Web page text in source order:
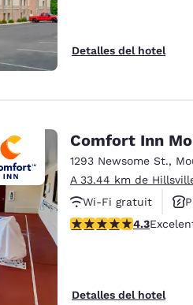
Detalles del hotel
Comfort Inn
1293 Newsome St.,
A 33.44 km de
Wi-Fi gratuit
Calificación de 4.28
4.3
Detalles del hotel